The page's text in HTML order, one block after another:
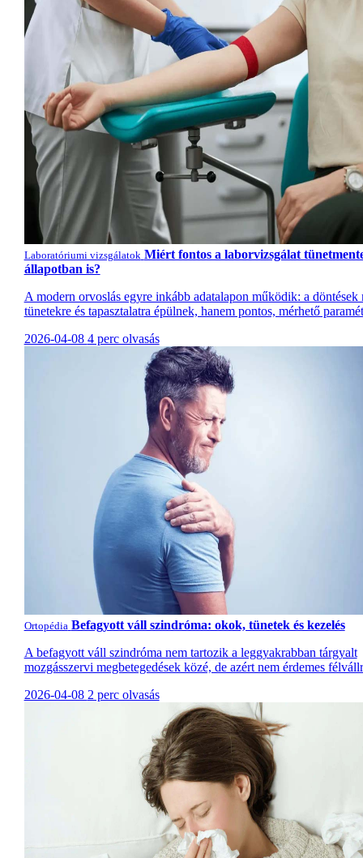
Laboratóriumi vizsgálatok Miért fontos a laborvizsgálat
állapotban is?
A modern orvoslás egyre inkább adatalapon működik: a döntések
tünetekre és tapasztalatra épülnek, hanem pontos, mérhető
2026-04-08 4 perc olvasás
Ortopédia Befagyott váll szindróma: okok, tünetek és kezelés
A befagyott váll szindróma nem tartozik a leggyakrabban tárgyalt
mozgásszervi megbetegedések közé, de azért nem érdemes
2026-04-08 2 perc olvasás